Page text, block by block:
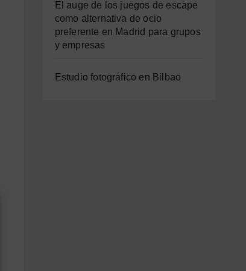
El auge de los juegos de escape
como alternativa de ocio
preferente en Madrid para grupos
y empresas
Estudio fotográfico en Bilbao